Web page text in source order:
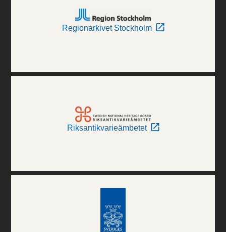
Regionarkivet Stockholm
Riksantikvarieämbetet